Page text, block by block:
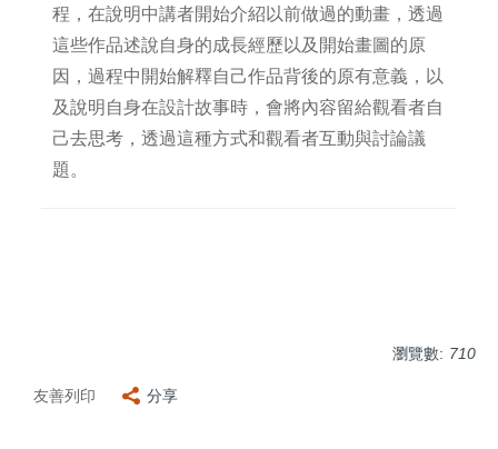
程，在說明中講者開始介紹以前做過的動畫，透過
這些作品述說自身的成長經歷以及開始畫圖的原
因，過程中開始解釋自己作品背後的原有意義，以
及說明自身在設計故事時，會將內容留給觀看者自
己去思考，透過這種方式和觀看者互動與討論議
題。
瀏覽數: 710
友善列印 分享